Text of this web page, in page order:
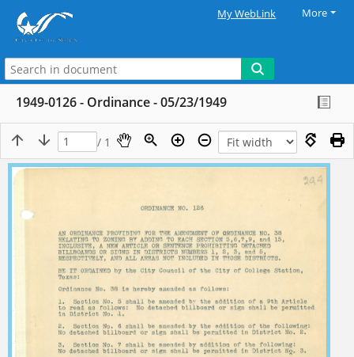
My WebLink More
1949-0126 - Ordinance - 05/23/1949
/ 1